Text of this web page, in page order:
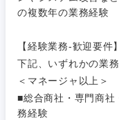
の複数年の業務経験
【経験業務-歓迎要件】
下記、いずれかの業
＜マネージャ以上＞
■総合商社・専門商社
務経験